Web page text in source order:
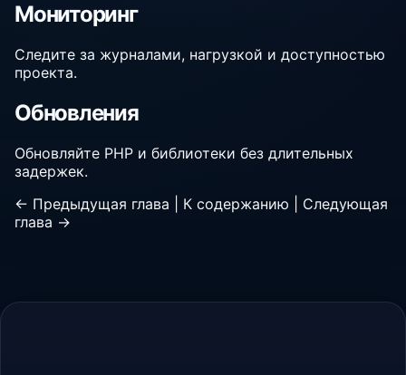
Мониторинг
Следите за журналами, нагрузкой и доступностью
проекта.
Обновления
Обновляйте PHP и библиотеки без длительных
задержек.
← Предыдущая глава
К содержанию
Следующая
глава →